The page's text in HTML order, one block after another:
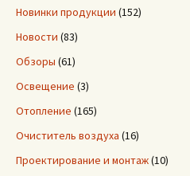
Новинки продукции (152)
Новости (83)
Обзоры (61)
Освещение (3)
Отопление (165)
Очиститель воздуха (16)
Проектирование и монтаж(10)